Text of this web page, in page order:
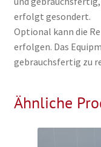
erfolgt gesondert.
Optional kann die
erfolgen. Das
gebrauchsfertig zu
Ähnliche